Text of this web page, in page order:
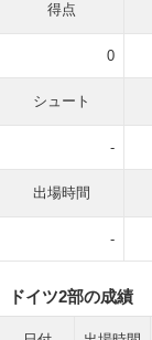
得点
0
シュート
-
出場時間
-
ドイツ2部の成績